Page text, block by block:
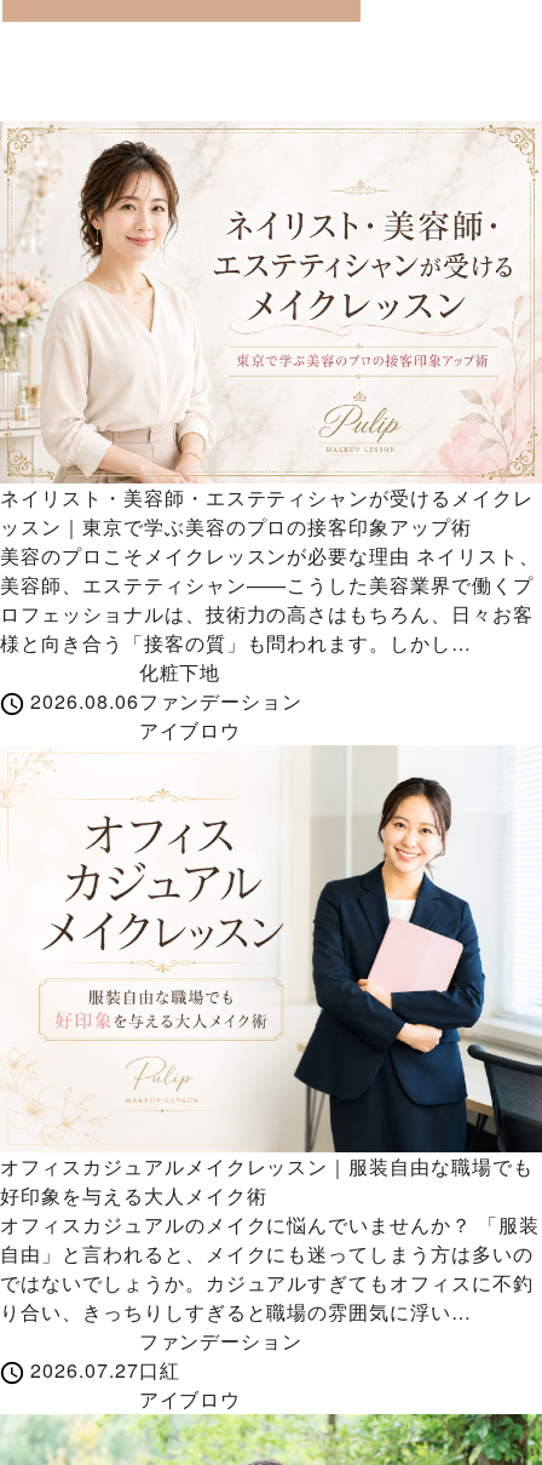
ネイリスト・美容師・エステティシャンが受けるメイクレ
ッスン｜東京で学ぶ美容のプロの接客印象アップ術
美容のプロこそメイクレッスンが必要な理由 ネイリスト、
美容師、エステティシャン——こうした美容業界で働くプ
ロフェッショナルは、技術力の高さはもちろん、日々お客
様と向き合う「接客の質」も問われます。しかし…
2026.08.06
化粧下地
ファンデーション
アイブロウ
オフィスカジュアルメイクレッスン｜服装自由な職場でも
好印象を与える大人メイク術
オフィスカジュアルのメイクに悩んでいませんか？ 「服装
自由」と言われると、メイクにも迷ってしまう方は多いの
ではないでしょうか。カジュアルすぎてもオフィスに不釣
り合い、きっちりしすぎると職場の雰囲気に浮い…
2026.07.27
ファンデーション
口紅
アイブロウ